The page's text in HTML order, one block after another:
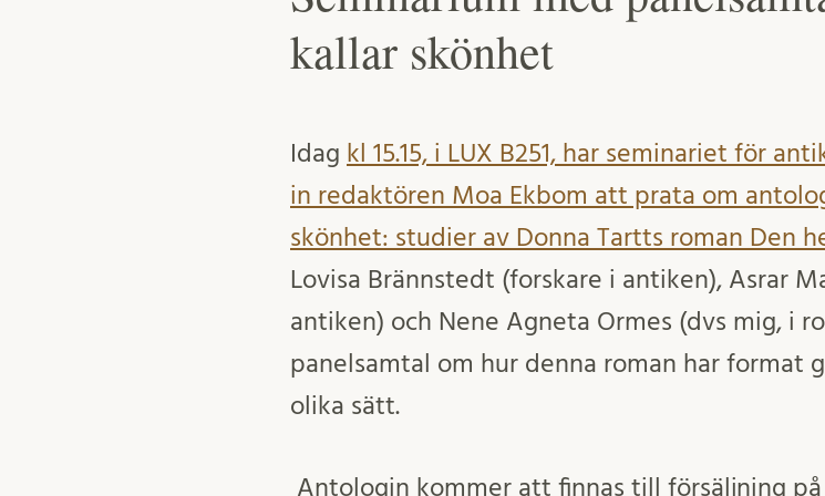
kallar skönhet
Idag kl 15.15, i LUX B251, har seminariet för
in redaktören Moa Ekbom att prata om
skönhet: studier av Donna Tartts roman Den
Lovisa Brännstedt (forskare i antiken), Asrar
antiken) och Nene Agneta Ormes (dvs mig, i
panelsamtal om hur denna roman har format
olika sätt.
Antologin kommer att finnas till försäljning